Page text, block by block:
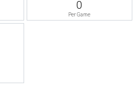
0
Per Game